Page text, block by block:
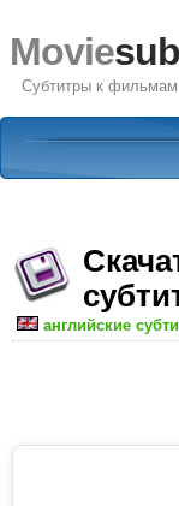
Movie
Субтитры к фильмам
английские